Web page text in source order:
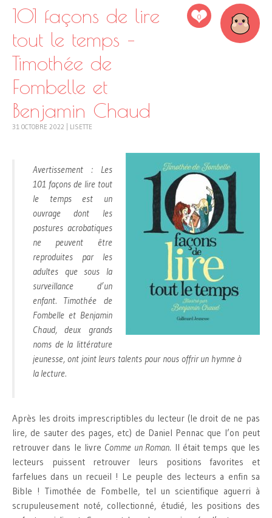
0
101 façons de lire
tout le temps –
Timothée de
Fombelle et
Benjamin Chaud
31 OCTOBRE 2022 LISETTE
Avertissement : Les
101 façons de lire tout
le tempsest un
ouvrage dont les
postures acrobatiques
ne peuvent être
reproduites par les
adultes que sous la
surveillance d’un
enfant. Timothée de
Fombelle et Benjamin
Chaud, deux grands
noms de la littérature
jeunesse, ont joint leurs talents pour nous offrir un hymne à
la lecture.
Après les droits imprescriptibles du lecteur (le droit de ne pas
lire, de sauter des pages, etc) de Daniel Pennac que l’on peut
retrouver dans le livre Comme un Roman. Il était temps que les
lecteurs puissent retrouver leurs positions favorites et
farfelues dans un recueil ! Le peuple des lecteurs a enfin sa
Bible ! Timothée de Fombelle, tel un scientifique aguerri à
scrupuleusement noté, collectionné, étudié, les positions des